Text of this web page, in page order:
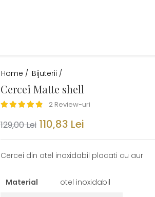
Home / Bijuterii /
Cercei Matte shell
2 Review-uri
129,00 Lei 110,83 Lei
Cercei din otel inoxidabil placati cu aur
Material
otel inoxidabil